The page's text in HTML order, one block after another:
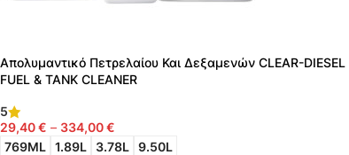
Απολυμαντικό Πετρελαίου Και Δεξαμενών CLEAR-DIESEL
FUEL & TANK CLEANER
5
29,40€ – 334,00€
Επιλογή
769ML 1.89L 3.78L 9.50L